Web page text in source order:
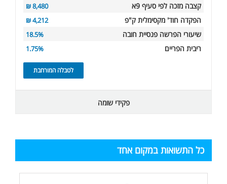
קצבה מזכה לפי סעיף 9א 8,480 ₪
הפקדה חוד' מקסימלית ק"פ 4,212 ₪
שיעורי הפרשה פנסיית חובה 18.5%
ריבית הפריים 1.75%
לטבלה המורחבת
פקידי שומה
כל התשואות במקום אחד